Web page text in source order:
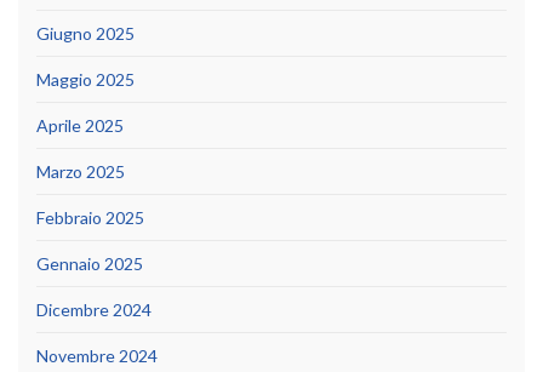
Giugno 2025
Maggio 2025
Aprile 2025
Marzo 2025
Febbraio 2025
Gennaio 2025
Dicembre 2024
Novembre 2024